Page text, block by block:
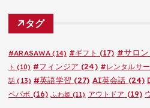
ゴ
タグ
#ARASAWA (14) #ギフト (17) #サロ
ト (10) #フィンジア (24) #レンタルサ
話 (13) #英語学習 (27) AI英会話 (24)
ペパボ (16) ふわ姫(11) アウトドア (19)